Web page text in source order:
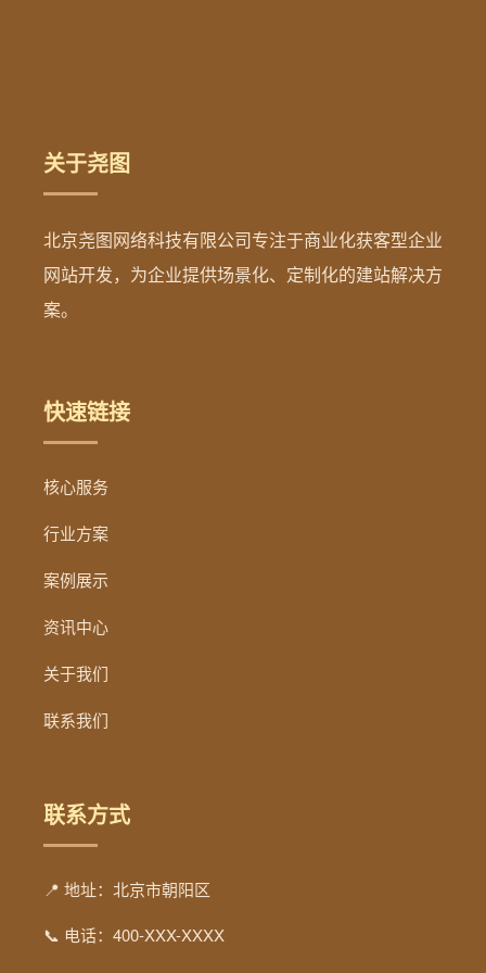
关于尧图
北京尧图网络科技有限公司专注于商业化获客型企业
网站开发，为企业提供场景化、定制化的建站解决方
案。
快速链接
核心服务
行业方案
案例展示
资讯中心
关于我们
联系我们
联系方式
📍 地址：北京市朝阳区
📞 电话：400-XXX-XXXX